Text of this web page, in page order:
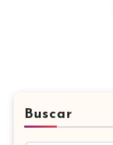
Buscar